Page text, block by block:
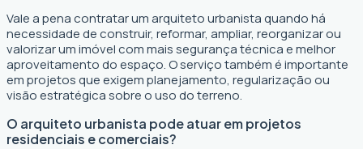
Vale a pena contratar um arquiteto urbanista quando há
necessidade de construir, reformar, ampliar, reorganizar ou
valorizar um imóvel com mais segurança técnica e melhor
aproveitamento do espaço. O serviço também é importante
em projetos que exigem planejamento, regularização ou
visão estratégica sobre o uso do terreno.
O arquiteto urbanista pode atuar em projetos
residenciais e comerciais?